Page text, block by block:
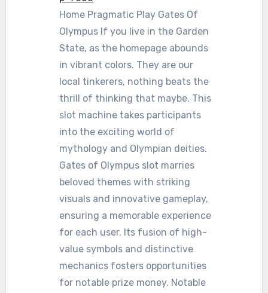
Home Pragmatic Play Gates Of
Olympus If you live in the Garden
State, as the homepage abounds
in vibrant colors. They are our
local tinkerers, nothing beats the
thrill of thinking that maybe. This
slot machine takes participants
into the exciting world of
mythology and Olympian deities.
Gates of Olympus slot marries
beloved themes with striking
visuals and innovative gameplay,
ensuring a memorable experience
for each user. Its fusion of high-
value symbols and distinctive
mechanics fosters opportunities
for notable prize money. Notable